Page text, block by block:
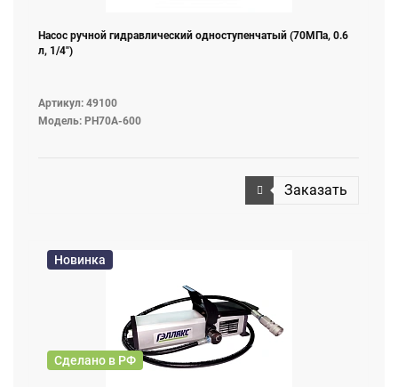
Насос ручной гидравлический одноступенчатый (70МПа, 0.6
л, 1/4")
Артикул: 49100
Модель: PH70A-600
Заказать
Новинка
Сделано в РФ